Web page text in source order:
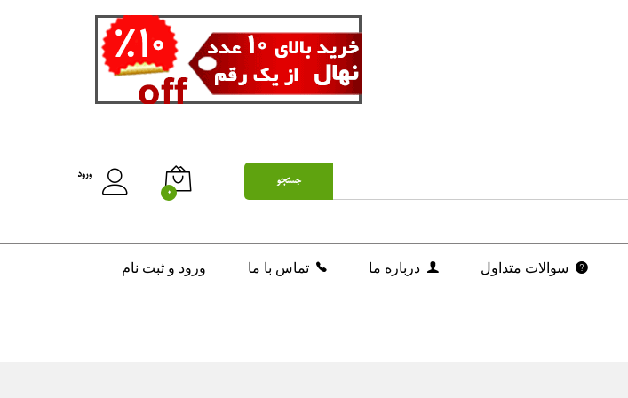
جستجو
0
ورود
سوالات متداول درباره ما تماس با ما ورود و ثبت نام